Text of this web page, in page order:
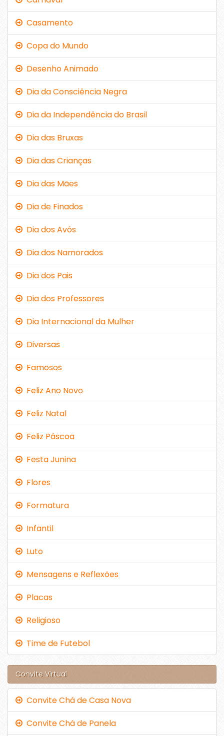
Casamento
Copa do Mundo
Desenho Animado
Dia da Consciência Negra
Dia da Independência do Brasil
Dia das Bruxas
Dia das Crianças
Dia das Mães
Dia de Finados
Dia dos Avós
Dia dos Namorados
Dia dos Pais
Dia dos Professores
Dia Internacional da Mulher
Diversas
Famosos
Feliz Ano Novo
Feliz Natal
Feliz Páscoa
Festa Junina
Flores
Formatura
Infantil
Luto
Mensagens e Reflexões
Placas
Religioso
Time de Futebol
Convite Virtual
Convite Chá de Casa Nova
Convite Chá de Panela